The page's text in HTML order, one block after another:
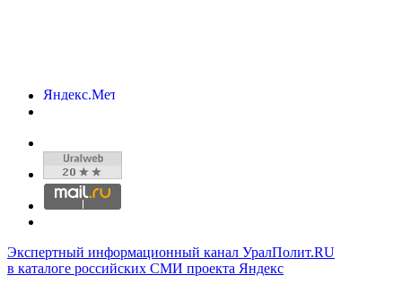
Экспертный информационный канал УралПолит.RU
в каталоге российских СМИ проекта Яндекс